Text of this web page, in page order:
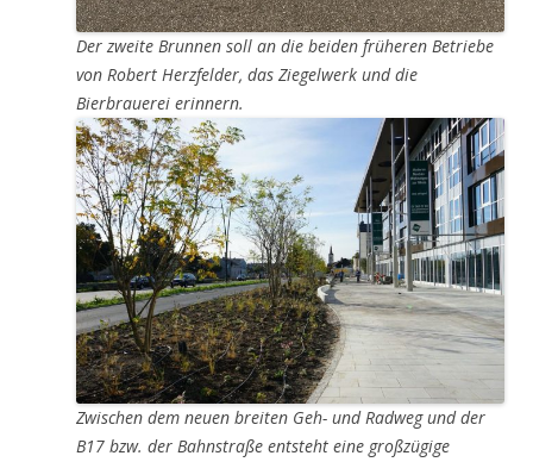
Der zweite Brunnen soll an die beiden früheren Betriebe
von Robert Herzfelder, das Ziegelwerk und die
Bierbrauerei erinnern.
Zwischen dem neuen breiten Geh- und Radweg und der
B17 bzw. der Bahnstraße entsteht eine großzügige